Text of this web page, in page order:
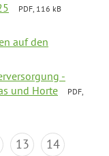
PDF, 116 kB
auf den
-
und Horte
PDF,
13
14